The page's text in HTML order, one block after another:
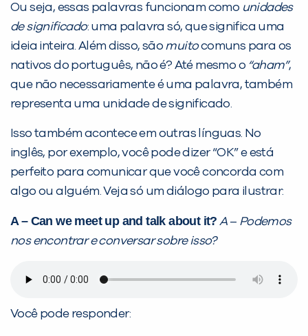
Ou seja, essas palavras funcionam como unidades
de significado: uma palavra só, que significa uma
ideia inteira. Além disso, são muitocomuns para os
nativos do português, não é? Até mesmo o “aham”,
que não necessariamente é uma palavra, também
representa uma unidade de significado.
Isso também acontece em outras línguas. No
inglês, por exemplo, você pode dizer “OK” e está
perfeito para comunicar que você concorda com
algo ou alguém. Veja só um diálogo para ilustrar:
A– Can we meet up and talk about it? A– Podemos
nos encontrar e conversar sobre isso?
Você pode responder:
PEÇA UMA DEMONSTRAÇÃO DE MÉTODO
inFlux nesta cidade ou bairro que
você digitou.